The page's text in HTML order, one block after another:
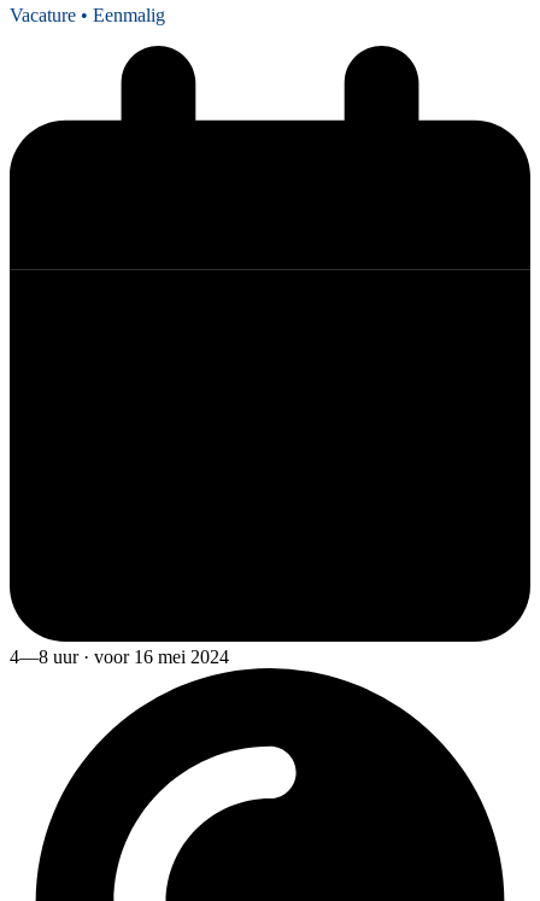
Vacature • Eenmalig
4—8 uur · voor 16 mei 2024